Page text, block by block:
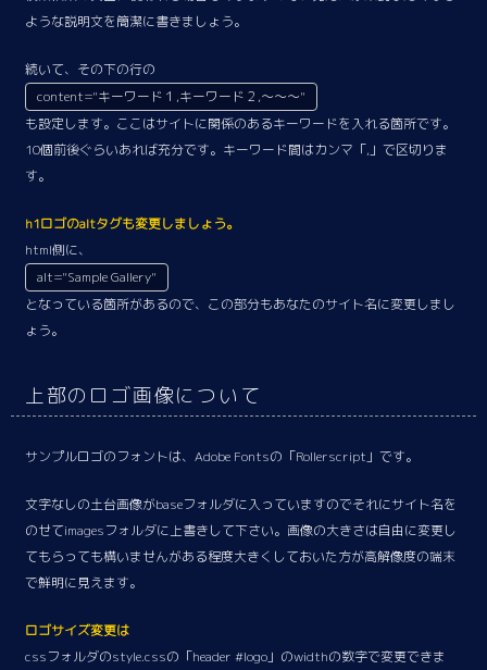
ような説明文を簡潔に書きましょう。
続いて、その下の行の
content="キーワード１,キーワード２,～～～"
も設定します。ここはサイトに関係のあるキーワードを入れる箇所です。
10個前後ぐらいあれば充分です。キーワード間はカンマ「,」で区切りま
す。
h1ロゴのaltタグも変更しましょう。
html側に、
alt="Sample Gallery"
となっている箇所があるので、この部分もあなたのサイト名に変更しまし
ょう。
上部のロゴ画像について
サンプルロゴのフォントは、Adobe Fontsの「Rollerscript」です。
文字なしの土台画像がbaseフォルダに入っていますのでそれにサイト名を
のせてimagesフォルダに上書きして下さい。画像の大きさは自由に変更し
てもらっても構いませんがある程度大きくしておいた方が高解像度の端末
で鮮明に見えます。
ロゴサイズ変更は
cssフォルダのstyle.cssの「header #logo」のwidthの数字で変更できま